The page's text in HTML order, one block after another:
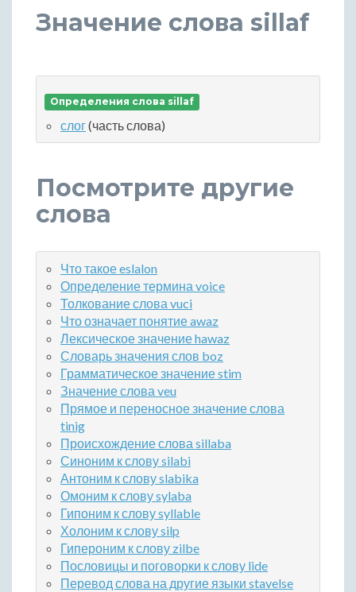
Значение слова sillaf
Определения слова sillaf
слог(часть слова)
Посмотрите другие
слова
Что такое eslalon
Определение термина voice
Толкование слова vuci
Что означает понятие awaz
Лексическое значение hawaz
Словарь значения слов boz
Грамматическое значение stim
Значение слова veu
Прямое и переносное значение слова
tinig
Происхождение слова sillaba
Синоним к слову silabi
Антоним к слову slabika
Омоним к слову sylaba
Гипоним к слову syllable
Холоним к слову silp
Гипероним к слову zilbe
Пословицы и поговорки к слову lide
Перевод слова на другие языки stavelse